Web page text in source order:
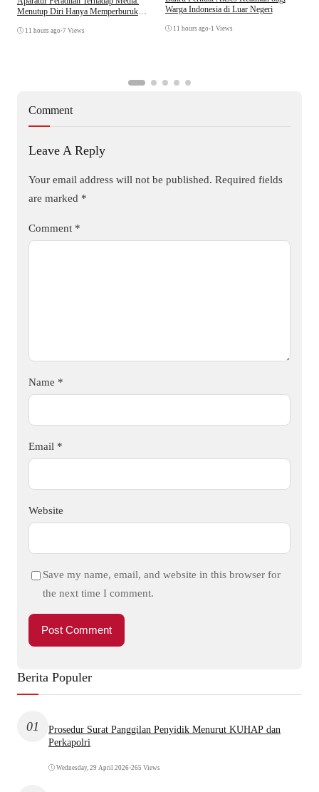
Menutup Diri Hanya Memperburuk
11 hours ago •7 Views
Warga Indonesia di Luar Negeri
11 hours ago •1 Views
Comment
Leave A Reply
Your email address will not be published. Required fields
are marked *
Comment *
Name *
Email *
Website
Save my name, email, and website in this browser for
the next time I comment.
Berita Populer
01
Prosedur Surat Panggilan Penyidik Menurut KUHAP dan
Perkapolri
Wednesday, 29 April 2026•265 Views